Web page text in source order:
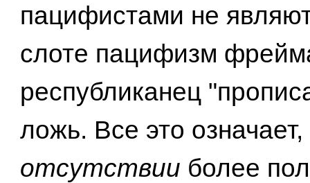
пацифистами не
слоте пацифизм
республиканец
ложь. Все это
отсутствии более